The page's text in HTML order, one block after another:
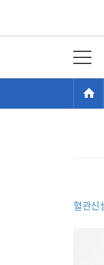
혈관신